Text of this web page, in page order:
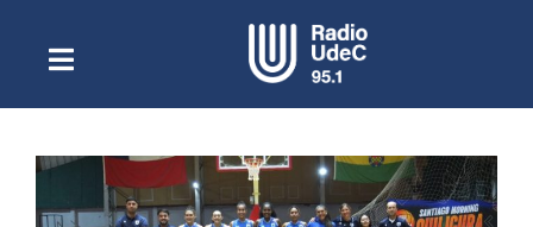
contenidoToggle
NavigationEscuchar Radio UdeC en vivo
Quiénes Somos
Programación